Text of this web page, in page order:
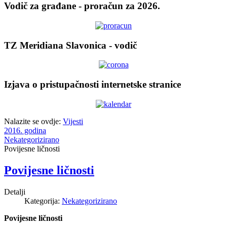
Vodič za građane - proračun za 2026.
TZ Meridiana Slavonica - vodič
Izjava o pristupačnosti internetske stranice
Nalazite se ovdje: Vijesti
2016. godina
Nekategorizirano
Povijesne ličnosti
Povijesne ličnosti
Detalji
Kategorija: Nekategorizirano
Povijesne ličnosti